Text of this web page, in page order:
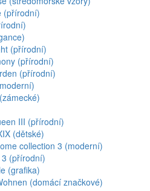
(přírodní)
(přírodní)
(přírodní)
(přírodní)
III (přírodní)
(dětské)
collection 3 (moderní)
(přírodní)
(grafika)
(domácí značkové)